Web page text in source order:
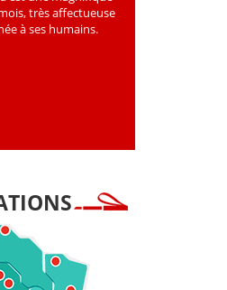
très affectueuse
à ses humains.